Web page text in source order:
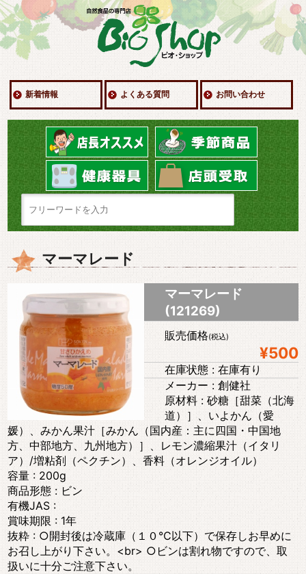
新着情報 よくある質問 お問い合わせ
マーマレード
マーマレード
(121269)
販売価格(税込)
¥500
在庫状態 : 在庫有り
メーカー : 創健社
原材料 : 砂糖［甜菜（北海
道）］、いよかん（愛
媛）、みかん果汁［みかん（国内産：主に四国・中国地
方、中部地方、九州地方）］、レモン濃縮果汁（イタリ
ア）/増粘剤（ペクチン）、香料（オレンジオイル）
容量 : 200g
商品形態 : ビン
有機JAS :
賞味期限 : 1年
抜粋 : ○開封後は冷蔵庫（１０℃以下）で保存しお早めに
お召し上がり下さい。<br> ○ビンは割れ物ですので、取
扱いに十分ご注意下さい。